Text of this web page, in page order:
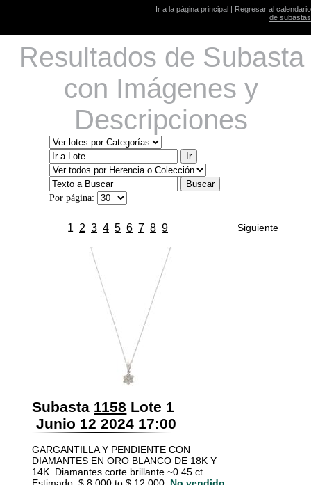
Ir a la página principal | Regresar al calendario
de subastas
Resultados de Subasta
con Imágenes y
Descripciones
Por página:
1 2 3 4 5 6 7 8 9 Siguiente
Subasta 1158 Lote 1
Junio 12 2024 17:00
GARGANTILLA Y PENDIENTE CON
DIAMANTES EN ORO BLANCO DE 18K Y
14K. Diamantes corte brillante ~0.45 ct